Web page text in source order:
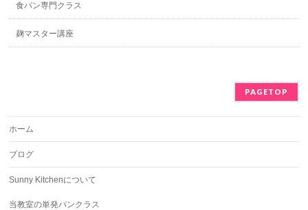
食パン専門クラス
麹マスター講座
PAGETOP
ホーム
ブログ
Sunny Kitchenについて
当教室の単発パンクラス